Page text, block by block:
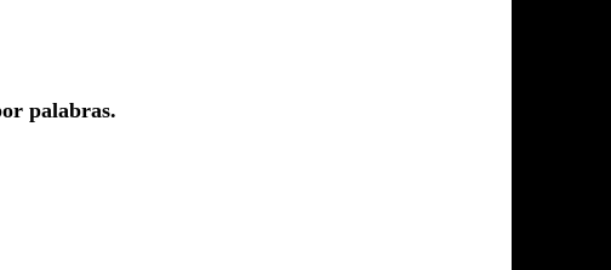
palabras.